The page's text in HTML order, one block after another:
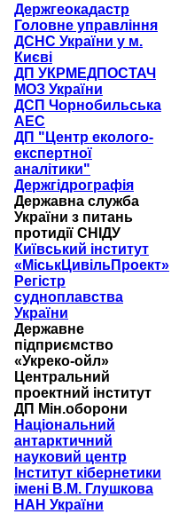
Держгеокадастр
Головне управління
ДСНС України у м.
Києві
ДП УКРМЕДПОСТАЧ
МОЗ України
ДСП Чорнобильська
АЕС
ДП "Центр еколого-
експертної
аналітики"
Держгідрографія
Державна служба
України з питань
протидії СНІДУ
Київський інститут
«МіськЦивільПроект»
Регістр
судноплавства
України
Державне
підприємство
«Укреко-ойл»
Центральний
проектний інститут
ДП Мін.оборони
Національний
антарктичний
науковий центр
Інститут кібернетики
імені В.М. Глушкова
НАН України